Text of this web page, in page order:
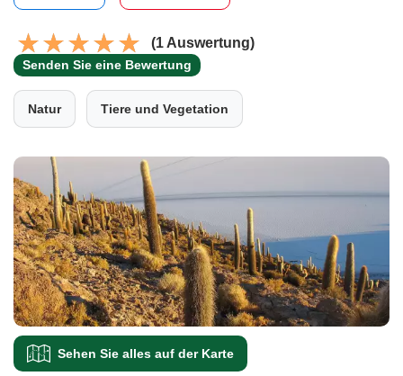
(1 Auswertung)
Senden Sie eine Bewertung
Natur Tiere und Vegetation
Sehen Sie alles auf der Karte